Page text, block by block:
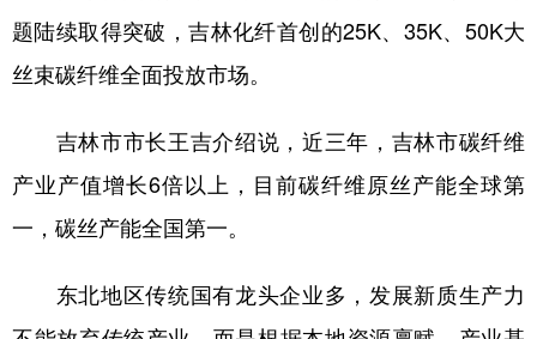
题陆续取得突破，吉林化纤首创的25K、35K、50K大
丝束碳纤维全面投放市场。
吉林市市长王吉介绍说，近三年，吉林市碳纤维
产业产值增长6倍以上，目前碳纤维原丝产能全球第
一，碳丝产能全国第一。
东北地区传统国有龙头企业多，发展新质生产力